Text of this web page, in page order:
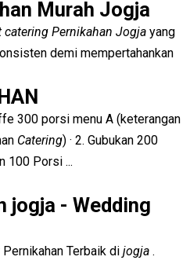
Murah Jogja
catering Pernikahan Jogja yang
demi mempertahankan
300 porsi menu A (keterangan
Catering) · 2. Gubukan 200
100 Porsi ...
jogja - Wedding
Terbaik di jogja .